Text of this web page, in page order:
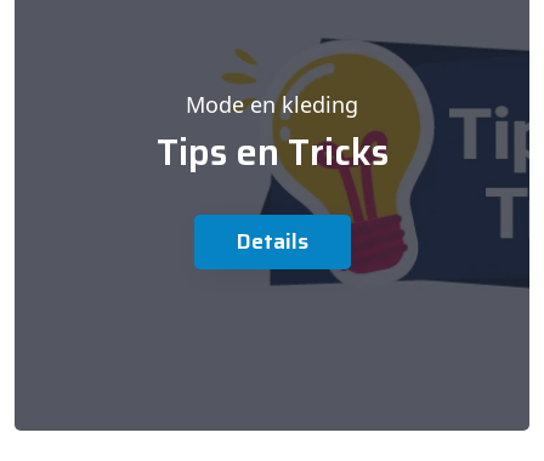
Mode en kleding
Tips en Tricks
Details